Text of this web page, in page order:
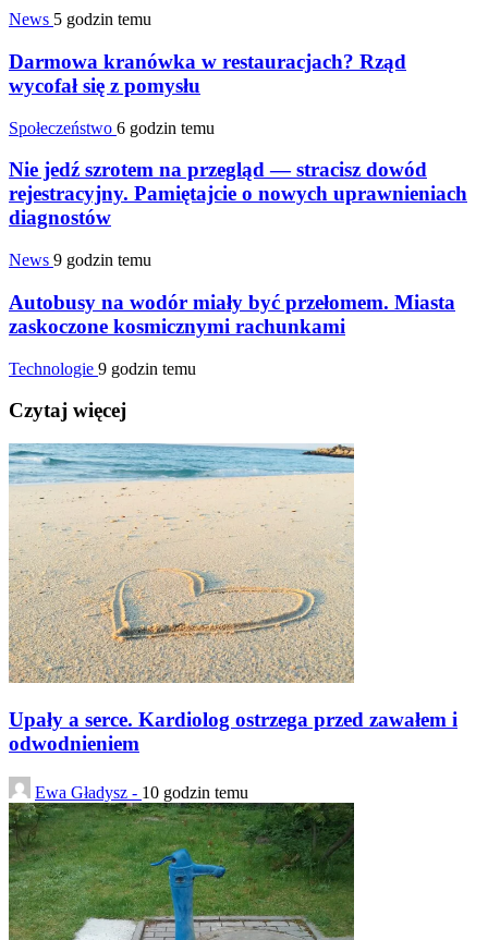
News 5 godzin temu
Darmowa kranówka w restauracjach? Rząd
wycofał się z pomysłu
Społeczeństwo 6 godzin temu
Nie jedź szrotem na przegląd — stracisz dowód
rejestracyjny. Pamiętajcie o nowych uprawnieniach
diagnostów
News 9 godzin temu
Autobusy na wodór miały być przełomem. Miasta
zaskoczone kosmicznymi rachunkami
Technologie 9 godzin temu
Czytaj więcej
Upały a serce. Kardiolog ostrzega przed zawałem i
odwodnieniem
Ewa Gładysz - 10 godzin temu